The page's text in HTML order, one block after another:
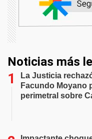
Noticias más
La Justicia
Facundo Moyano
perimetral sobre